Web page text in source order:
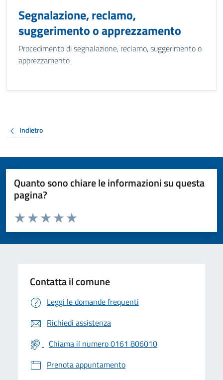
Segnalazione, reclamo,
suggerimento o apprezzamento
Procedimento di segnalazione, reclamo, suggerimento o
apprezzamento
Indietro
Quanto sono chiare le informazioni su questa
pagina?
Valuta da 1 a 5 stelle la pagina
Valuta 5 stelle su 5
Valuta 4 stelle su 5
Valuta 3 stelle su 5
Valuta 2 stelle su 5
Valuta 1 stelle su 5
Contatta il comune
Leggi le domande frequenti
Richiedi assistenza
Chiama il numero 0161 806010
Prenota appuntamento